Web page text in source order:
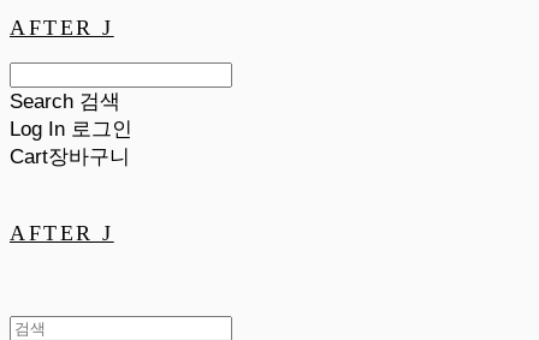
AFTER J
Search 검색
Log In 로그인
Cart장바구니
AFTER J